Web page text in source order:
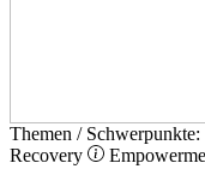
Themen / Schwerpunkte:
Recovery